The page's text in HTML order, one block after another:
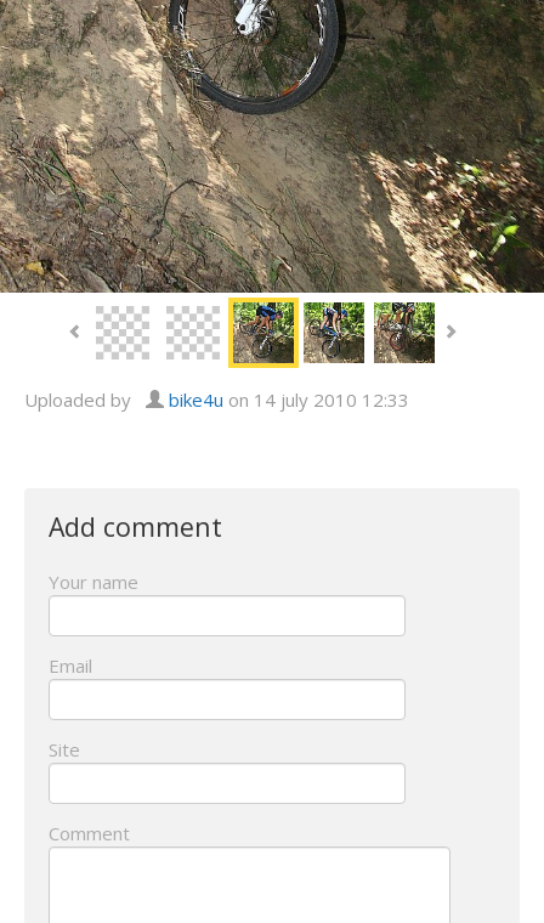
Uploaded by bike4u on 14 july 2010 12:33
Add comment
Your name
Email
Site
Comment